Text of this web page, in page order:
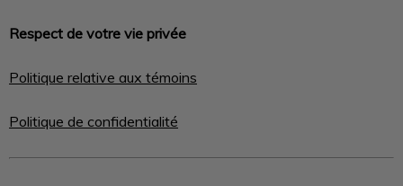
Respect de votre vie privée
Politique relative aux témoins
Politique de confidentialité